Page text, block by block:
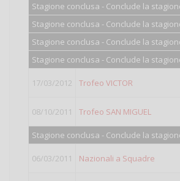
Stagione conclusa - Conclude la
Stagione conclusa - Conclude la
Stagione conclusa - Conclude la
Stagione conclusa - Conclude la
17/03/2012 Trofeo VICTOR
08/10/2011 Trofeo SAN MIGUEL
Stagione conclusa - Conclude la
06/03/2011 Nazionali a Squadre